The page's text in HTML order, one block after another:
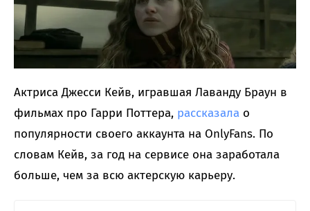
Актриса Джесси Кейв, игравшая Лаванду Браун в
фильмах про Гарри Поттера, рассказала о
популярности своего аккаунта на OnlyFans. По
словам Кейв, за год на сервисе она заработала
больше, чем за всю актерскую карьеру.